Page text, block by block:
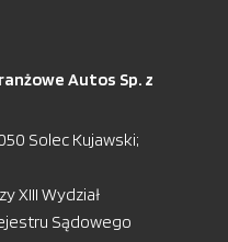
Autos Sp. z
Solec Kujawski;
XIII Wydział
Sądowego